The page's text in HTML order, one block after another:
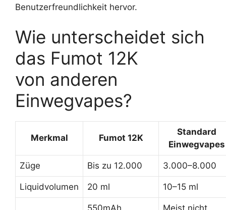
Benutzerfreundlichkeit hervor.
Wie unterscheidet sich
das Fumot 12K
von anderen
Einwegvapes?
Merkmal Fumot 12K
Standard
Einwegvapes
Züge Bis zu 12.000 3.000–8.000
Liquidvolumen 20 ml 10–15 ml
550mAh Meist nicht